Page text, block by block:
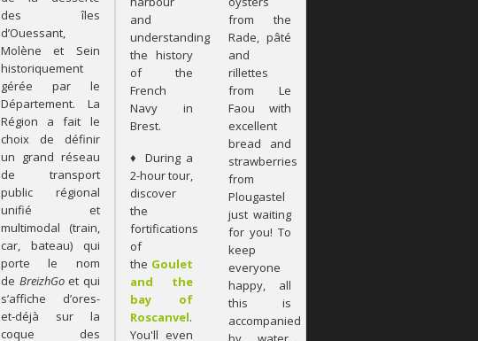
des îles
d’Ouessant,
Molène et Sein
historiquement
gérée par le
Département. La
Région a fait le
choix de définir
un grand réseau
de transport
public régional
unifié et
multimodal (train,
car, bateau) qui
porte le nom
de BreizhGoet qui
s’affiche d’ores-
et-déjà sur la
coque des
and
understanding
the history
of the
French
Navy in
Brest.
♦ During a
2-hour tour,
discover
the
fortifications
of
the Goulet
and the
bay of
Roscanvel.
You'll even
from the
Rade, pâté
and
rillettes
from Le
Faou with
excellent
bread and
strawberries
from
Plougastel
just waiting
for you! To
keep
everyone
happy, all
this is
accompanied